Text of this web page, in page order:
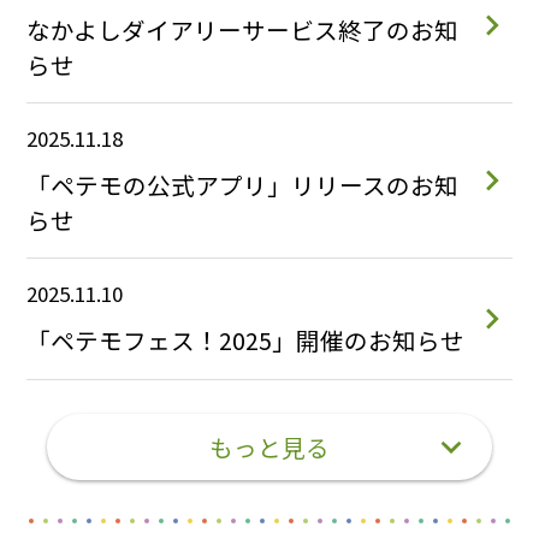
なかよしダイアリーサービス終了のお知
らせ
2025.11.18
「ペテモの公式アプリ」リリースのお知
らせ
2025.11.10
「ペテモフェス！2025」開催のお知らせ
もっと見る